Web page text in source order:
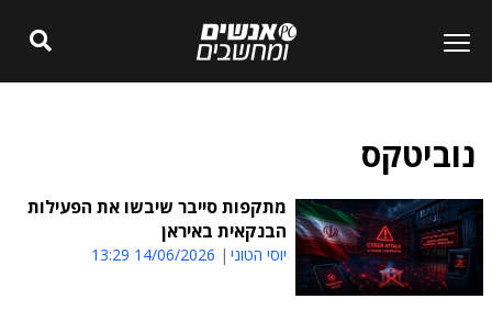
נוביטקס
מתקפות סייבר שיבשו את הפעילות
הבנקאית באיראן
יוסי הטוני 14/06/2026 13:29